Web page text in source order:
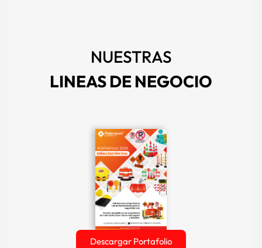
NUESTRAS
LINEAS DE NEGOCIO
Descargar Portafolio